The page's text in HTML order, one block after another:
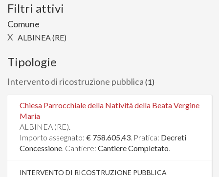
Filtri attivi
Comune
X ALBINEA (RE)
Tipologie
Intervento di ricostruzione pubblica (1)
Chiesa Parrocchiale della Natività della Beata Vergine
Maria
ALBINEA (RE).
Importo assegnato: € 758.605,43. Pratica: Decreti
Concessione. Cantiere: Cantiere Completato.
INTERVENTO DI RICOSTRUZIONE PUBBLICA